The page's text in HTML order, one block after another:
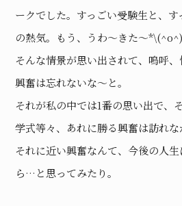
ークでした。すっごい受験生と、
の熱気。もう、うわ〜きた〜
そんな情景が思い出されて、嗚呼
興奮は忘れないな〜と。
それが私の中では1番の思い出で、
学式等々、あれに勝る興奮は訪れな
それに近い興奮なんて、今後の人
ら…と思ってみたり。